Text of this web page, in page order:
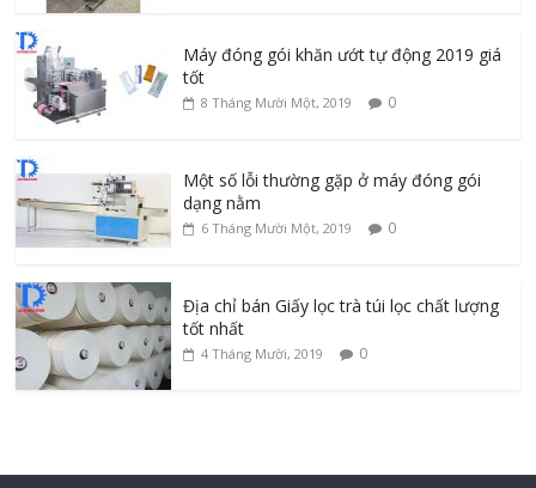
Máy đóng gói khăn ướt tự động 2019 giá
tốt
8 Tháng Mười Một, 2019 0
Một số lỗi thường gặp ở máy đóng gói
dạng nằm
6 Tháng Mười Một, 2019 0
Địa chỉ bán Giấy lọc trà túi lọc chất lượng
tốt nhất
4 Tháng Mười, 2019 0